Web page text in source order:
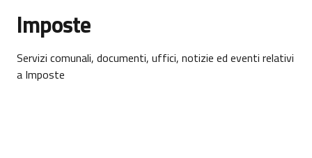
Imposte
Dettagli dell'argomento
Servizi comunali, documenti, uffici, notizie ed eventi relativi
a Imposte